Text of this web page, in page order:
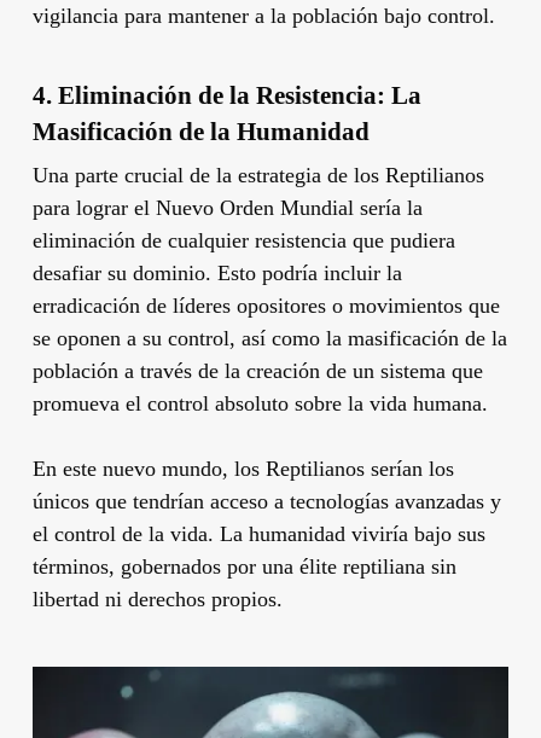
vigilancia para mantener a la población bajo control.
4. Eliminación de la Resistencia: La
Masificación de la Humanidad
Una parte crucial de la estrategia de los Reptilianos
para lograr el Nuevo Orden Mundial sería la
eliminación de cualquier resistencia que pudiera
desafiar su dominio. Esto podría incluir la
erradicación de líderes opositores o movimientos que
se oponen a su control, así como la masificación de la
población a través de la creación de un sistema que
promueva el control absoluto sobre la vida humana.
En este nuevo mundo, los Reptilianos serían los
únicos que tendrían acceso a tecnologías avanzadas y
el control de la vida. La humanidad viviría bajo sus
términos, gobernados por una élite reptiliana sin
libertad ni derechos propios.